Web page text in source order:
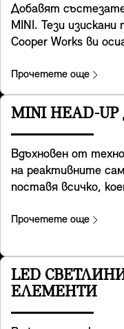
Добавят
MINI. Тези изискани
Cooper Works ви
специална
разполагат с
осигуряват
управляемост на
за предмети на
Favoured и JCW trim.
Прочетете още
MINI HEAD-
Вдъхновен от
на реактивните
поставя всичко,
табло, прозрачният
асистиращите
развлекателната
той осигурява
Прочетете още
LED
ЕЛЕМЕНТИ